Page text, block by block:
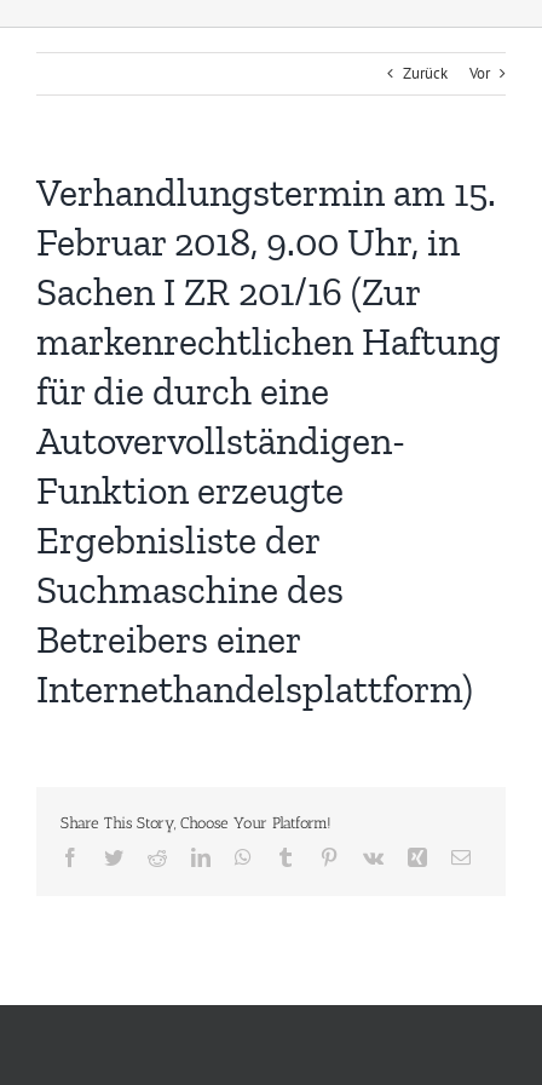
Zurück Vor
Verhandlungstermin am 15.
Februar 2018, 9.00 Uhr, in
Sachen I ZR 201/16 (Zur
markenrechtlichen Haftung
für die durch eine
Autovervollständigen-
Funktion erzeugte
Ergebnisliste der
Suchmaschine des
Betreibers einer
Internethandelsplattform)
Share This Story, Choose Your Platform!
Facebook
TwitterRedditLinkedInWhatsApp
Tumblr Pinterest
Vk Xing E-